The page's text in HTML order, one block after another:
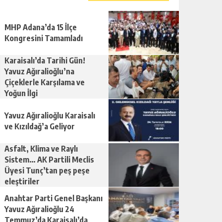
MHP Adana’da 15 İlçe
Kongresini Tamamladı
Karaisalı’da Tarihi Gün!
Yavuz Ağıralioğlu’na
Çiçeklerle Karşılama ve
Yoğun İlgi
Yavuz Ağıralioğlu Karaisalı
ve Kızıldağ’a Geliyor
Asfalt, Klima ve Raylı
Sistem… AK Partili Meclis
Üyesi Tunç’tan peş peşe
eleştiriler
Anahtar Parti Genel Başkanı
Yavuz Ağıralioğlu 24
Temmuz’da Karaisalı’da